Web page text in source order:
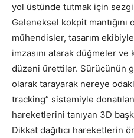
yol üstünde tutmak için
Geleneksel kokpit mantığını
mühendisler, tasarım
imzasını atarak düğmeler
düzeni ürettiler. Sürücünün
olarak tarayarak nereye
tracking” sistemiyle
hareketlerini tanıyan 3D
Dikkat dağıtıcı hareketlerin